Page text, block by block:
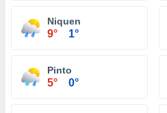
Niquen
9° 1°
Pinto
5° 0°